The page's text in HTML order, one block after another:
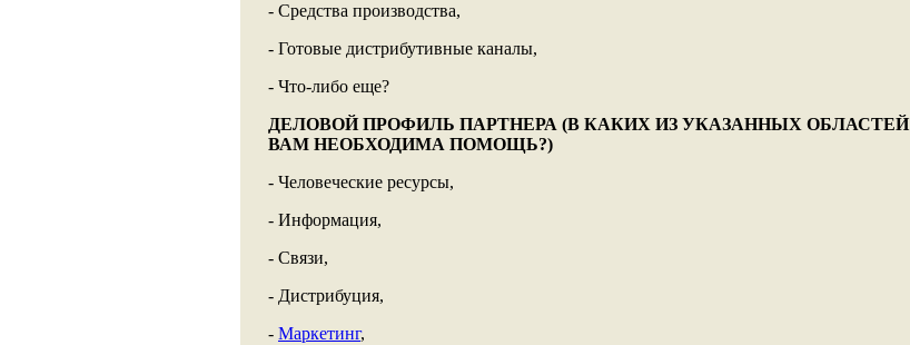
- Средства производства,
- Готовые дистрибутивные каналы,
- Что-либо еще?
ДЕЛОВОЙ ПРОФИЛЬ ПАРТНЕРА (В КАКИХ ИЗ УКАЗАННЫХ ОБЛАСТЕЙ
ВАМ НЕОБХОДИМА ПОМОЩЬ?)
- Человеческие ресурсы,
- Информация,
- Связи,
- Дистрибуция,
- Маркетинг,